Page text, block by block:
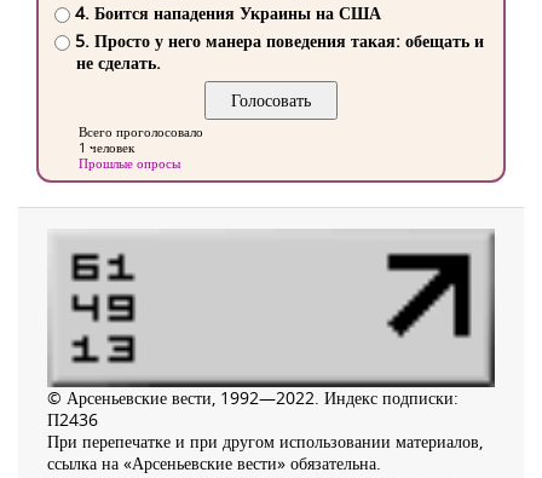
4. Боится нападения Украины на США
5. Просто у него манера поведения такая: обещать и
не сделать.
Всего проголосовало
1 человек
Прошлые опросы
© Арсеньевские вести, 1992—2022. Индекс подписки:
П2436
При перепечатке и при другом использовании материалов,
ссылка на «Арсеньевские вести» обязательна.